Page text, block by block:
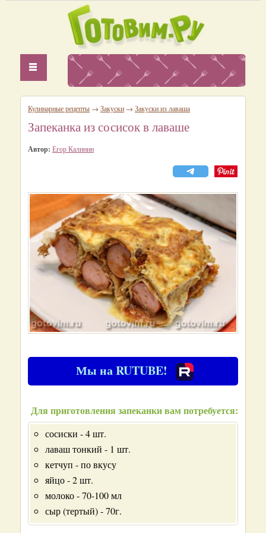
Кулинарные рецепты → Закуски → Закуски из лаваша
Запеканка из сосисок в лаваше
Автор: Егор Калинин
Мы на RUTUBE!
Для приготовления запеканки вам потребуется:
сосиски - 4 шт.
лаваш тонкий - 1 шт.
кетчуп - по вкусу
яйцо - 2 шт.
молоко - 70-100 мл
сыр (тертый) - 70г.